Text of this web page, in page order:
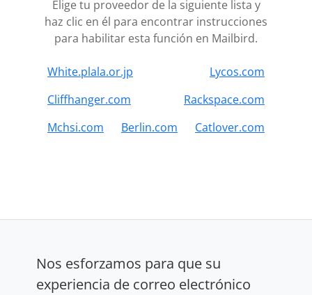
Elige tu proveedor de la siguiente lista y
haz clic en él para encontrar instrucciones
para habilitar esta función en Mailbird.
White.plala.or.jp
Lycos.com
Cliffhanger.com
Rackspace.com
Mchsi.com
Berlin.com Catlover.com
Nos esforzamos para que su
experiencia de correo electrónico